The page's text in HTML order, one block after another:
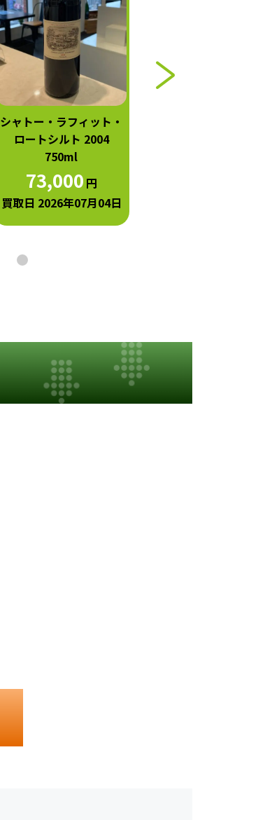
シャトー・ラフィット・
ロートシルト 2004
750ml
73,000 円
買取日 2026年07月04日